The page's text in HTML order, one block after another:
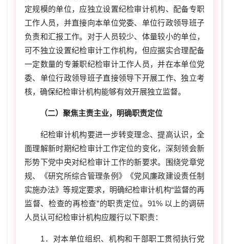
定规模的单位，应独立设置纪检审计机构、配备专职
工作人员，并直接向本单位党委、单位行政领导班子
负责和汇报工作。对于人员较少、体量较小的单位，
可不独立设置纪检审计工作机构，但应据实合理配备
一定数量的专兼职纪检审计工作人员，并在本单位党
委、单位行政领导班子直接领导下开展工作、独立考
核，确保纪检审计机构能够有效开展独立监督。
（二）聚焦主责主业，明确职责定位
纪检审计机构要进一步转变理念、提高认识，全
面理解新时期纪检审计工作定位的变化，深刻领会新
形势下党中央对纪检审计工作的新要求。围绕党章党
规、《研究所综合管理条例》《党风廉政建设责任制
实施办法》等规定要求，明确纪检审计机构“监督的再
监督、检查的再检查”的职责定位。91% 以上的调研
人员认可纪检审计机构应履行以下职责：
1．对本单位组织、机构和干部职工贯彻执行党